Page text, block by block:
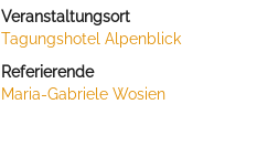
Veranstaltungsort
Tagungshotel Alpenblick
Referierende
Maria-Gabriele Wosien